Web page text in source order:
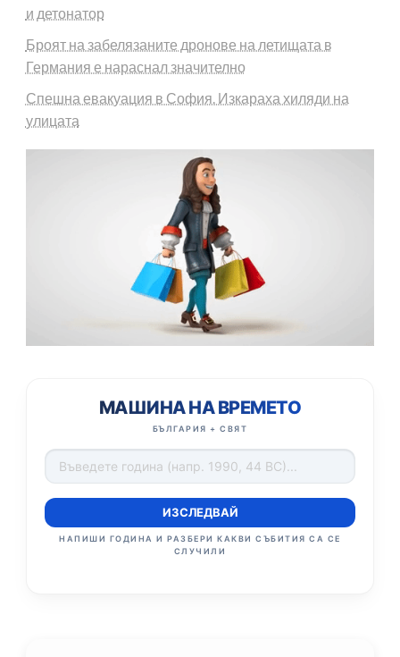
и детонатор
Броят на забелязаните дронове на летищата в
Германия е нараснал значително
Спешна евакуация в София. Изкараха хиляди на
улицата
МАШИНА НА ВРЕМЕТО
БЪЛГАРИЯ + СВЯТ
ИЗСЛЕДВАЙ
НАПИШИ ГОДИНА И РАЗБЕРИ КАКВИ СЪБИТИЯ СА СЕ
СЛУЧИЛИ